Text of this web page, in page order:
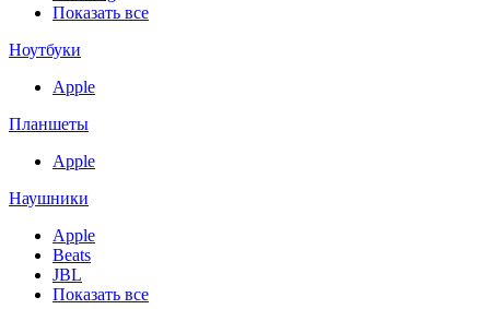
Показать все
Ноутбуки
Apple
Планшеты
Apple
Наушники
Apple
Beats
JBL
Показать все